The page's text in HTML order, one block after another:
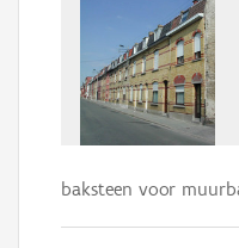
baksteen voor